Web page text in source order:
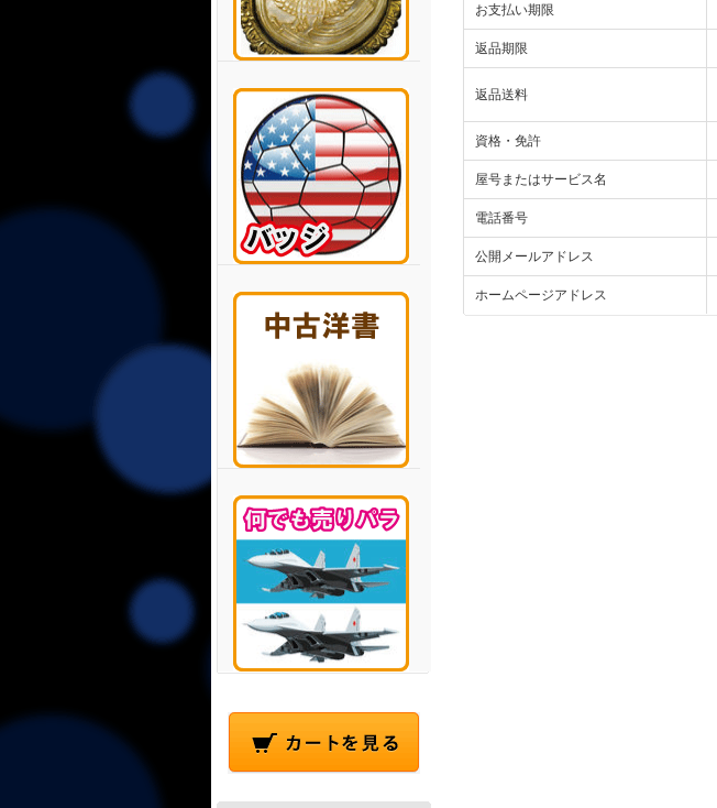
お支払い期限
返品期限
返品送料
資格・免許
屋号またはサービス名
電話番号
公開メールアドレス
ホームページアドレス